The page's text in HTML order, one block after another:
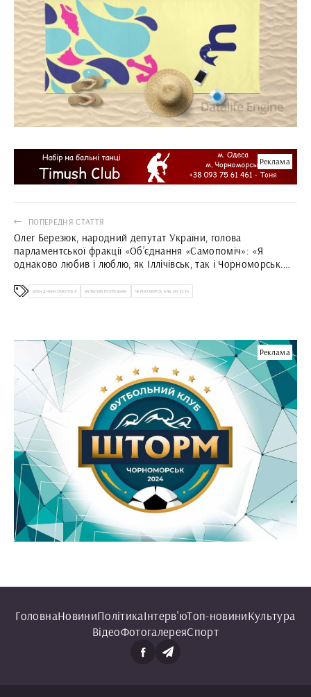
Реклама
ПОПЕРЕДНЯ СТАТТЯ
Олег Березюк, народний депутат України, голова
парламентської фракції «Об’єднання «Самопоміч»: «Я
однаково любив і люблю, як Іллічівськ, так і Чорноморськ.
БРЕНД ЧЕРНОМОРСКА ВАЛЕРИЙ ПОГРЕБНЯК ЧЕРНОМОРСК КАК ОН ЕСТЬ
Реклама
ГоловнаНовиниПолітикаІнтерв'юТоп-новиниКультура
ВідеоФотогалереяСпорт